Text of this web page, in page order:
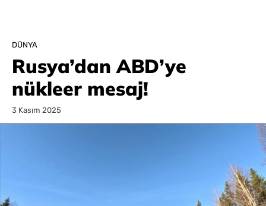
DÜNYA
Rusya’dan ABD’ye
nükleer mesaj!
3 Kasım 2025